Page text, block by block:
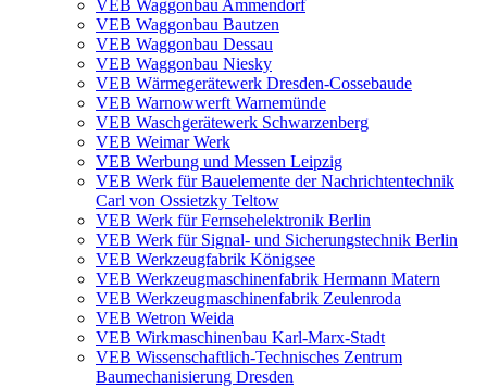
VEB Waggonbau Ammendorf
VEB Waggonbau Bautzen
VEB Waggonbau Dessau
VEB Waggonbau Niesky
VEB Wärmegerätewerk Dresden-Cossebaude
VEB Warnowwerft Warnemünde
VEB Waschgerätewerk Schwarzenberg
VEB Weimar Werk
VEB Werbung und Messen Leipzig
VEB Werk für Bauelemente der Nachrichtentechnik
Carl von Ossietzky Teltow
VEB Werk für Fernsehelektronik Berlin
VEB Werk für Signal- und Sicherungstechnik Berlin
VEB Werkzeugfabrik Königsee
VEB Werkzeugmaschinenfabrik Hermann Matern
VEB Werkzeugmaschinenfabrik Zeulenroda
VEB Wetron Weida
VEB Wirkmaschinenbau Karl-Marx-Stadt
VEB Wissenschaftlich-Technisches Zentrum
Baumechanisierung Dresden